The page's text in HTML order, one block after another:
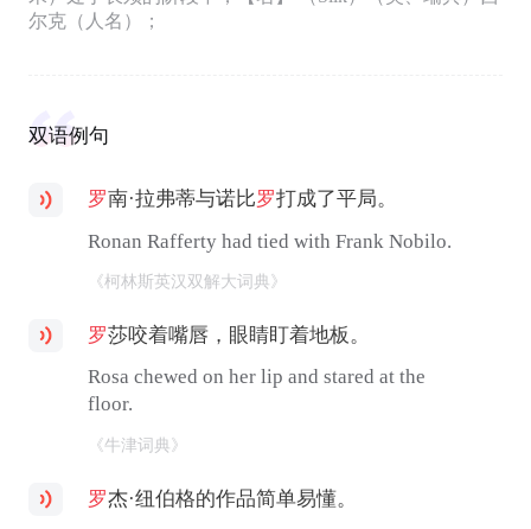
尔克（人名）；
双语例句
罗南·拉弗蒂与诺比罗打成了平局。
Ronan Rafferty had tied with Frank Nobilo.
《柯林斯英汉双解大词典》
罗莎咬着嘴唇，眼睛盯着地板。
Rosa chewed on her lip and stared at the
floor.
《牛津词典》
罗杰·纽伯格的作品简单易懂。